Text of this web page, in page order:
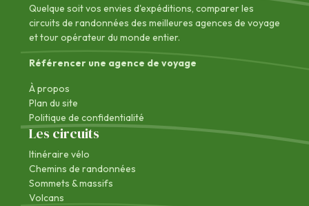
Quelque soit vos envies d'expéditions, comparer les
circuits de randonnées des meilleures agences de voyage
et tour opérateur du monde entier.
Référencer une agence de voyage
À propos
Plan du site
Politique de confidentialité
Les circuits
Itinéraire vélo
Chemins de randonnées
Sommets & massifs
Volcans